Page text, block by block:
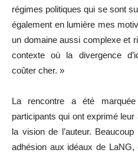
régimes politiques qui se sont
également en lumière mes
un domaine aussi complexe et
contexte où la divergence
coûter cher. »
La rencontre a été
participants qui ont exprimé
la vision de l’auteur.
adhésion aux idéaux de